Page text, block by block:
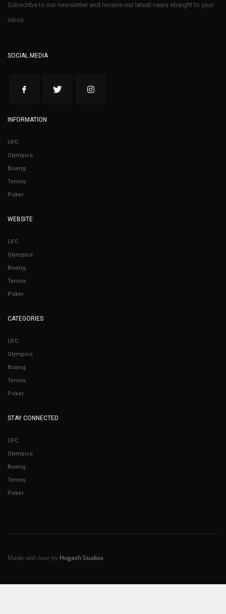
Subscribe to our newsletter and receive our latest news straight to your
inbox.
SOCIAL MEDIA
INFORMATION
UFC
Olympics
Boxing
Tennis
Poker
WEBSITE
UFC
Olympics
Boxing
Tennis
Poker
CATEGORIES
UFC
Olympics
Boxing
Tennis
Poker
STAY CONNECTED
UFC
Olympics
Boxing
Tennis
Poker
Made with love by Hogash Studios.